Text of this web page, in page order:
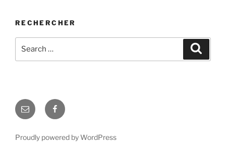
RECHERCHER
E-
mail
Facebook
Proudly powered by WordPress